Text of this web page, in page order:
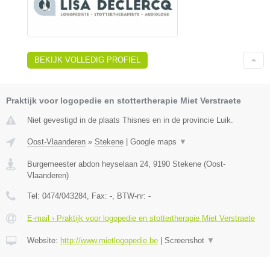
BEKIJK VOLLEDIG PROFIEL
Praktijk voor logopedie en stottertherapie Miet Verstraete
Niet gevestigd in de plaats Thisnes en in de provincie Luik.
Oost-Vlaanderen » Stekene Google maps ▼
Burgemeester abdon heyselaan 24, 9190 Stekene (Oost-
Vlaanderen)
Tel: 0474/043284, Fax: -, BTW-nr: -
E-mail › Praktijk voor logopedie en stottertherapie Miet Verstraete
Website: http://www.mietlogopedie.be Screenshot ▼